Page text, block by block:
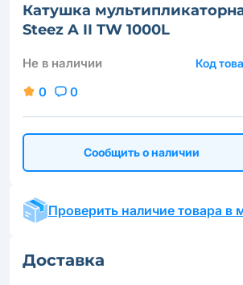
Катушка
Steez A II TW 1000L
Не в наличии Код
0 0
Сообщить о наличии
Проверить наличие товара в
Доставка